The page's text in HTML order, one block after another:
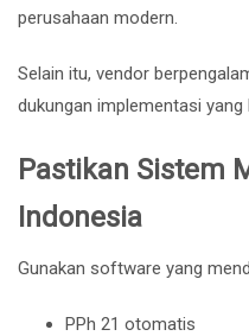
perusahaan modern.
Selain itu, vendor
dukungan implementasi yang
Pastikan Sistem
Indonesia
Gunakan software yang
PPh 21 otomatis